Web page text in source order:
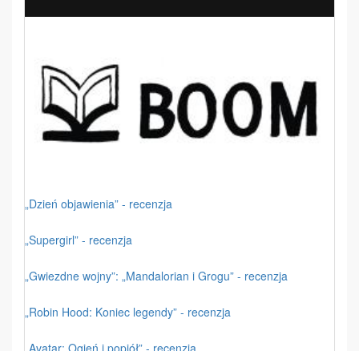
„Dzień objawienia” - recenzja
„Supergirl” - recenzja
„Gwiezdne wojny”: „Mandalorian i Grogu” - recenzja
„Robin Hood: Koniec legendy” - recenzja
„Avatar: Ogień i popiół” - recenzja